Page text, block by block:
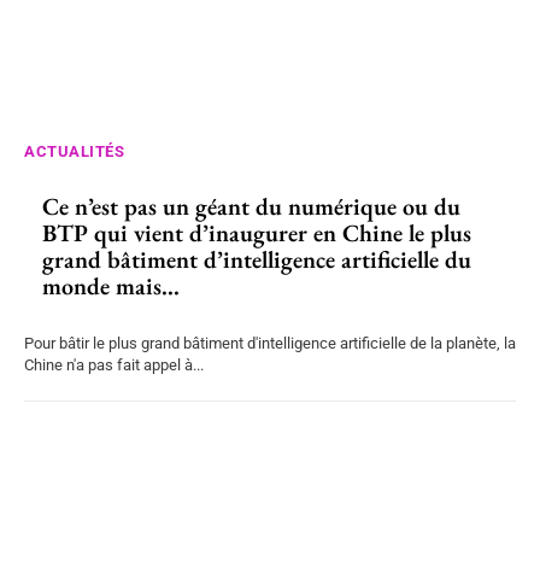
ACTUALITÉS
Ce n’est pas un géant du numérique ou du
BTP qui vient d’inaugurer en Chine le plus
grand bâtiment d’intelligence artificielle du
monde mais...
Pour bâtir le plus grand bâtiment d'intelligence artificielle de la planète, la
Chine n'a pas fait appel à...